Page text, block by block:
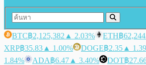
BTC฿2,125,382 ▲ 2.03% ETH฿
XRP฿35.83 ▲ 1.00% DOGE฿2.35 ▲
1.84%
ADA฿6.47 ▲ 3.40% DOT฿